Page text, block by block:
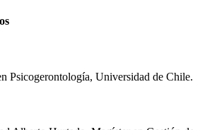
Psicogerontología, Universidad de Chile.